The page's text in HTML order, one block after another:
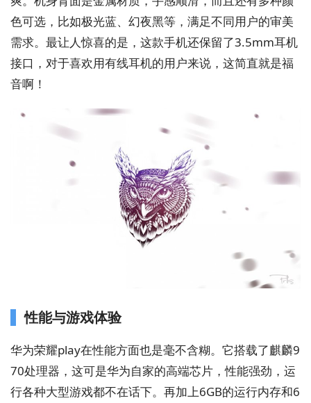
色可选，比如极光蓝、幻夜黑等，满足不同用户的审美
需求。最让人惊喜的是，这款手机还保留了3.5mm耳机
接口，对于喜欢用有线耳机的用户来说，这简直就是福
音啊！
性能与游戏体验
华为荣耀play在性能方面也是毫不含糊。它搭载了麒麟9
70处理器，这可是华为自家的高端芯片，性能强劲，运
行各种大型游戏都不在话下。再加上6GB的运行内存和6